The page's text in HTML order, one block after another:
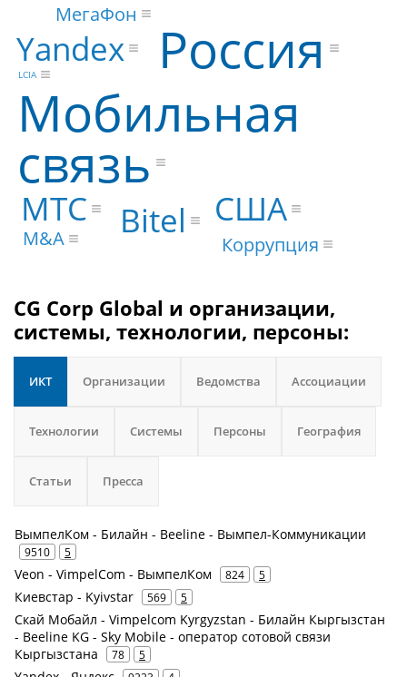
Мобильная
связь
Россия
Yandex
МТС Bitel США
МегаФон
M&A Коррупция
LCIA
CG Corp Global и организации,
системы, технологии, персоны:
ИКТ Организации Ведомства Ассоциации
Технологии Системы Персоны География
Статьи Пресса
ВымпелКом - Билайн - Beeline - Вымпел-Коммуникации
9510 5
Veon - VimpelCom - ВымпелКом 824 5
Киевстар - Kyivstar 569 5
Скай Мобайл - Vimpelcom Kyrgyzstan - Билайн Кыргызстан
- Beeline KG - ‎Sky Mobile - оператор сотовой связи
Кыргызстана
78 5